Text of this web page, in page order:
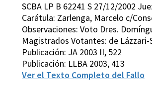
SCBA LP B 62241 S 27/12/2002
Carátula: Zarlenga, Marcelo c/
Observaciones: Voto Dres.
Magistrados Votantes: de
Publicación: JA 2003 II, 522
Publicación: LLBA 2003, 413
Ver el Texto Completo del Fallo